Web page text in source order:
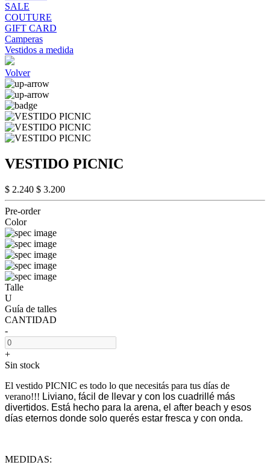
SALE
COUTURE
GIFT CARD
Camperas
Vestidos a medida
Volver
VESTIDO PICNIC
$ 2.240 $ 3.200
Pre-order
Color
Talle
U
Guía de talles
CANTIDAD
-
+
Sin stock
El vestido PICNIC es todo lo que necesitás para tus días de
verano!!! Liviano, fácil de llevar y con los cuadrillé más
divertidos. Está hecho para la arena, el after beach y esos
días eternos donde solo querés estar fresca y con onda.
MEDIDAS: